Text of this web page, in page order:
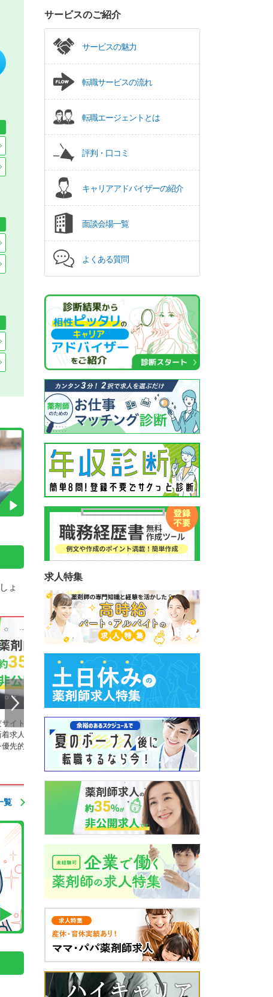
ょ
サイト上で公開されていな
着求人や好条件の非公開求
優先的にご紹介します。
薬剤師が必要とされている職場
は、薬局だけではありません。
企業で働く薬剤師求人をご案内
します。
覧
サービスのご紹介
サービスの魅力
転職サービスの流れ
転職エージェントとは
評判・口コミ
キャリアアドバイザーの紹介
面談会場一覧
よくある質問
求人特集